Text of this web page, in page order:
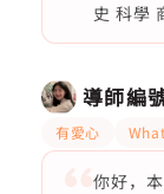
史 科學
導師編
有愛心
你好，